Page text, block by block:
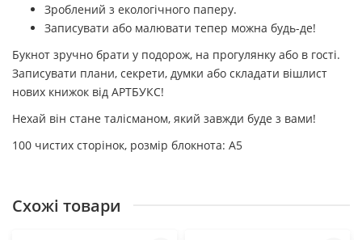
Зроблений з екологічного паперу.
Записувати або малювати тепер можна будь-де!
Букнот зручно брати у подорож, на прогулянку або в гості.
Записувати плани, секрети, думки або складати вішлист
нових книжок від АРТБУКС!
Нехай він стане талісманом, який завжди буде з вами!
100 чистих сторінок, розмір блокнота: А5
Схожі товари